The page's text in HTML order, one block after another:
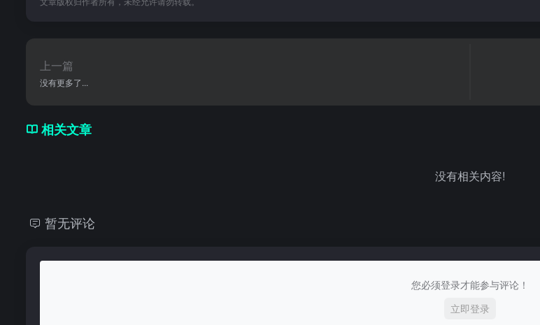
上一篇
没有更多了...
相关文章
没有相关内容!
暂无评论
您必须登录才能参与评论！
立即登录